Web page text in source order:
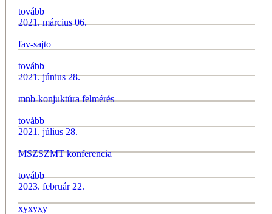
tovább
2021. március 06.
fav-sajto
tovább
2021. június 28.
mnb-konjuktúra felmérés
tovább
2021. július 28.
MSZSZMT konferencia
tovább
2023. február 22.
xyxyxy